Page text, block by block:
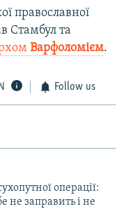
православної
Стамбул та
Варфоломієм.
Follow us
операції:
не заправить і не